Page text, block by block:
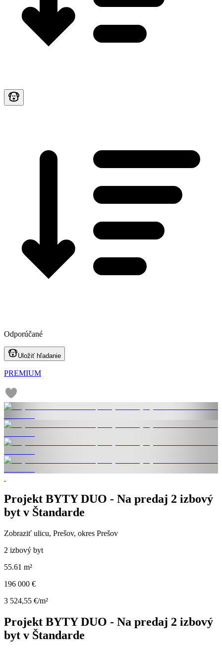
Odporúčané
Uložiť hľadanie
PREMIUM
Projekt BYTY DUO - Na predaj 2 izbový
byt v Štandarde
Zobraziť ulicu, Prešov, okres Prešov
2 izbový byt
55.61 m²
196 000 €
3 524,55 €/m²
Projekt BYTY DUO - Na predaj 2 izbový
byt v Štandarde